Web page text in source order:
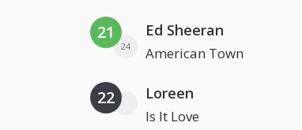
21
24
Ed Sheeran
American Town
22 Loreen
Is It Love